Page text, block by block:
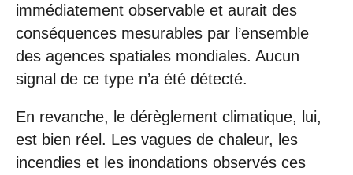
immédiatement observable et aurait des
conséquences mesurables par l’ensemble
des agences spatiales mondiales. Aucun
signal de ce type n’a été détecté.
En revanche, le dérèglement climatique, lui,
est bien réel. Les vagues de chaleur, les
incendies et les inondations observés ces